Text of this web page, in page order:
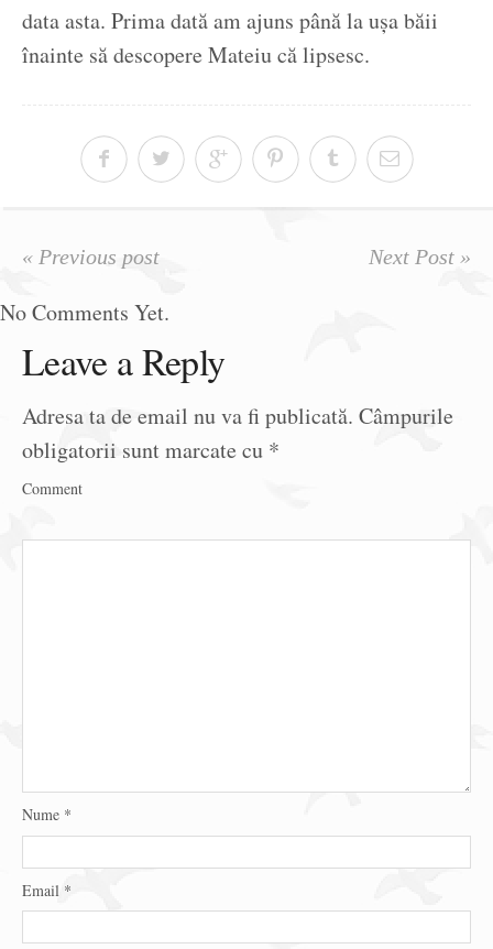
data asta. Prima dată am ajuns până la ușa băii
înainte să descopere Mateiu că lipsesc.
« Previous post Next Post »
No Comments Yet.
Leave a Reply
Adresa ta de email nu va fi publicată. Câmpurile
obligatorii sunt marcate cu *
Comment
Nume *
Email *